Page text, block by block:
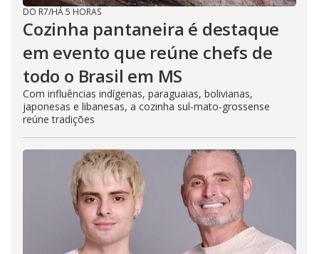
DO R7/HÁ 5 HORAS
Cozinha pantaneira é destaque
em evento que reúne chefs de
todo o Brasil em MS
Com influências indígenas, paraguaias, bolivianas,
japonesas e libanesas, a cozinha sul-mato-grossense
reúne tradições